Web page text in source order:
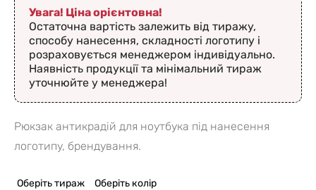
Увага! Ціна орієнтовна!
Остаточна вартість залежить від тиражу,
способу нанесення, складності логотипу і
розраховується менеджером індивідуально.
Наявність продукції та мінімальний тираж
уточнюйте у менеджера!
Рюкзак антикрадій для ноутбука під нанесення
логотипу, брендування.
Оберіть тираж Оберіть колір